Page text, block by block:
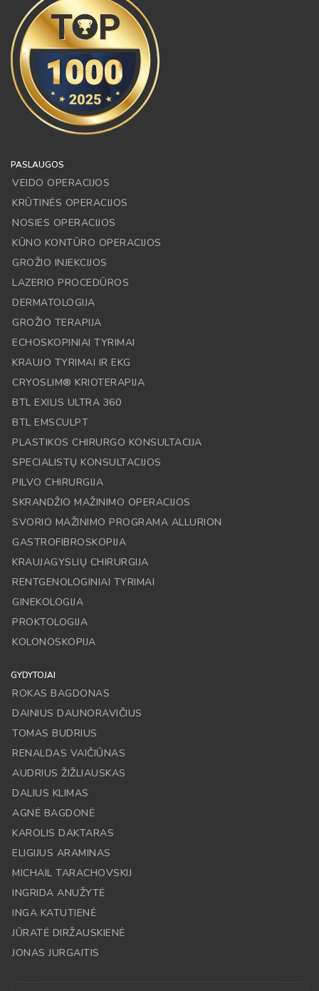
PASLAUGOS
VEIDO OPERACIJOS
KRŪTINĖS OPERACIJOS
NOSIES OPERACIJOS
KŪNO KONTŪRO OPERACIJOS
GROŽIO INJEKCIJOS
LAZERIO PROCEDŪROS
DERMATOLOGIJA
GROŽIO TERAPIJA
ECHOSKOPINIAI TYRIMAI
KRAUJO TYRIMAI IR EKG
CRYOSLIM® KRIOTERAPIJA
BTL EXILIS ULTRA 360
BTL EMSCULPT
PLASTIKOS CHIRURGO KONSULTACIJA
SPECIALISTŲ KONSULTACIJOS
PILVO CHIRURGIJA
SKRANDŽIO MAŽINIMO OPERACIJOS
SVORIO MAŽINIMO PROGRAMA ALLURION
GASTROFIBROSKOPIJA
KRAUJAGYSLIŲ CHIRURGIJA
RENTGENOLOGINIAI TYRIMAI
GINEKOLOGIJA
PROKTOLOGIJA
KOLONOSKOPIJA
GYDYTOJAI
ROKAS BAGDONAS
DAINIUS DAUNORAVIČIUS
TOMAS BUDRIUS
RENALDAS VAIČIŪNAS
AUDRIUS ŽIŽLIAUSKAS
DALIUS KLIMAS
AGNĖ BAGDONĖ
KAROLIS DAKTARAS
ELIGIJUS ARAMINAS
MICHAIL TARACHOVSKIJ
INGRIDA ANUŽYTĖ
INGA KATUTIENĖ
JŪRATĖ DIRŽAUSKIENĖ
JONAS JURGAITIS